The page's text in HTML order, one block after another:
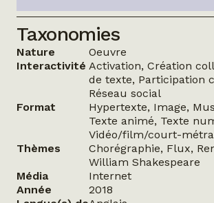
Taxonomies
Nature
Oeuvre
Interactivité Activation, Création
de texte, Participation
Réseau social
Format
Hypertexte, Image,
Texte animé, Texte
Vidéo/film/court-
Thèmes
Chorégraphie, Flux,
William Shakespeare
Média
Internet
Année
2018